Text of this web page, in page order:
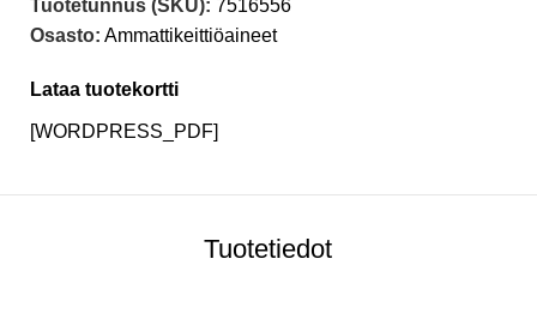
Tuotetunnus (SKU): 7516556
Osasto: Ammattikeittiöaineet
Lataa tuotekortti
[WORDPRESS_PDF]
Tuotetiedot